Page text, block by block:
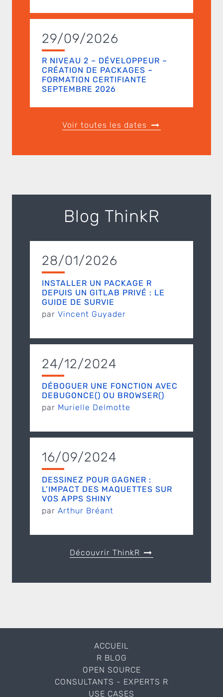
29/09/2026
R NIVEAU 2 – DÉVELOPPEUR –
CRÉATION DE PACKAGES –
FORMATION CERTIFIANTE
SEPTEMBRE 2026
Voir toutes les dates
Blog ThinkR
28/01/2026
INSTALLER UN PACKAGE R
DEPUIS UN GITLAB PRIVÉ : LE
GUIDE DE SURVIE
par Vincent Guyader
24/12/2024
DÉBOGUER UNE FONCTION AVEC
DEBUGONCE() OU BROWSER()
par Murielle Delmotte
16/09/2024
DESSINEZ POUR GAGNER :
L’IMPACT DES MAQUETTES SUR
VOS APPS SHINY
par Arthur Bréant
Découvrir ThinkR
ACCUEIL
R BLOG
OPEN SOURCE
CONSULTANTS - EXPERTS R
USE CASES